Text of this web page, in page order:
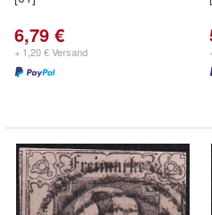
6,79 €
+ 1,20 € Versand